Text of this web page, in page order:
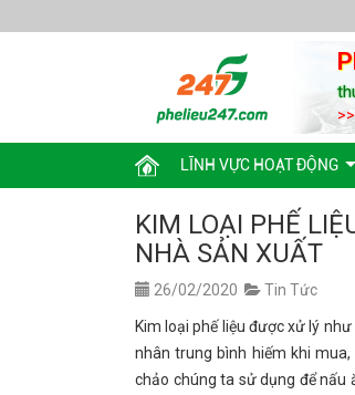
LĨNH VỰC HOẠT ĐỘNG
KIM LOẠI PHẾ
NHÀ SẢN XUẤT
26/02/2020 Tin Tức
Kim loại phế liệu được xử lý
nhân trung bình hiếm khi
chảo chúng ta sử dụng để nấu